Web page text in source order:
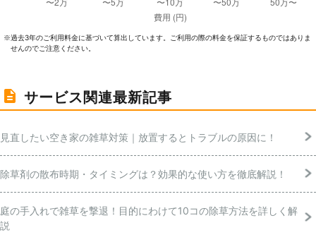
※過去3年のご利⽤料⾦に基づいて算出しています。ご利⽤の際の料⾦を保証するものではありま
せんのでご注意ください。
サービス関連最新記事
見直したい空き家の雑草対策｜放置するとトラブルの原因に！
除草剤の散布時期・タイミングは？効果的な使い方を徹底解説！
庭の手入れで雑草を撃退！目的にわけて10コの除草方法を詳しく解
説